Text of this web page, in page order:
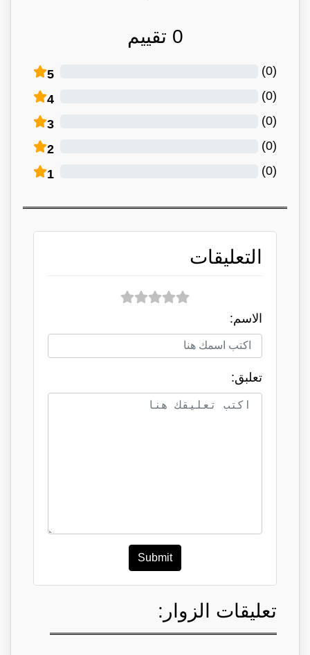
0 تقييم
5 (
0
)
4 (
0
)
3 (
0
)
2 (
0
)
1 (
0
)
التعليقات
الاسم:
تعلبق:
Submit
تعليقات الزوار: